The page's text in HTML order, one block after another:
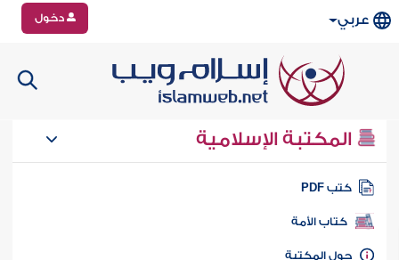
عربي دخول
المكتبة الإسلامية
كتب PDF
كتاب الأمة